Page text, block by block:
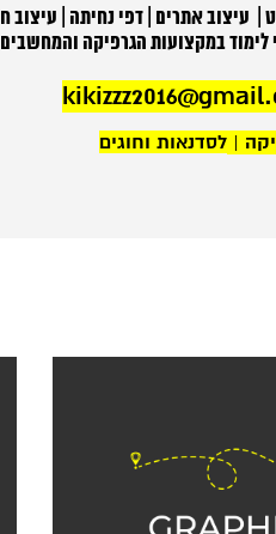
| עיצוב אתרים | דפי נחיתה | עיצוב
לימוד במקצועות הגרפיקה
|לסדנאות וחוגים